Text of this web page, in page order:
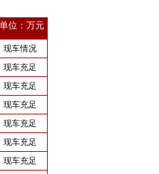
单位：万元
现车情况
现车充足
现车充足
现车充足
现车充足
现车充足
现车充足